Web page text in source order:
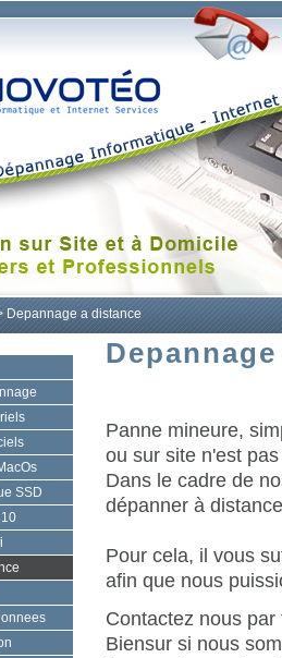
Depannage a distance
SSD
Panne mineure,
ou sur site n'est
Dans le cadre de
dépanner à
Pour cela, il vous
afin que nous
Contactez nous
Biensur si nous